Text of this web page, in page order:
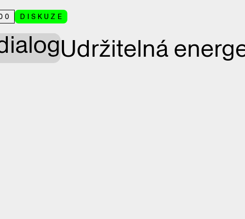
DISKUZE
Udržitelná